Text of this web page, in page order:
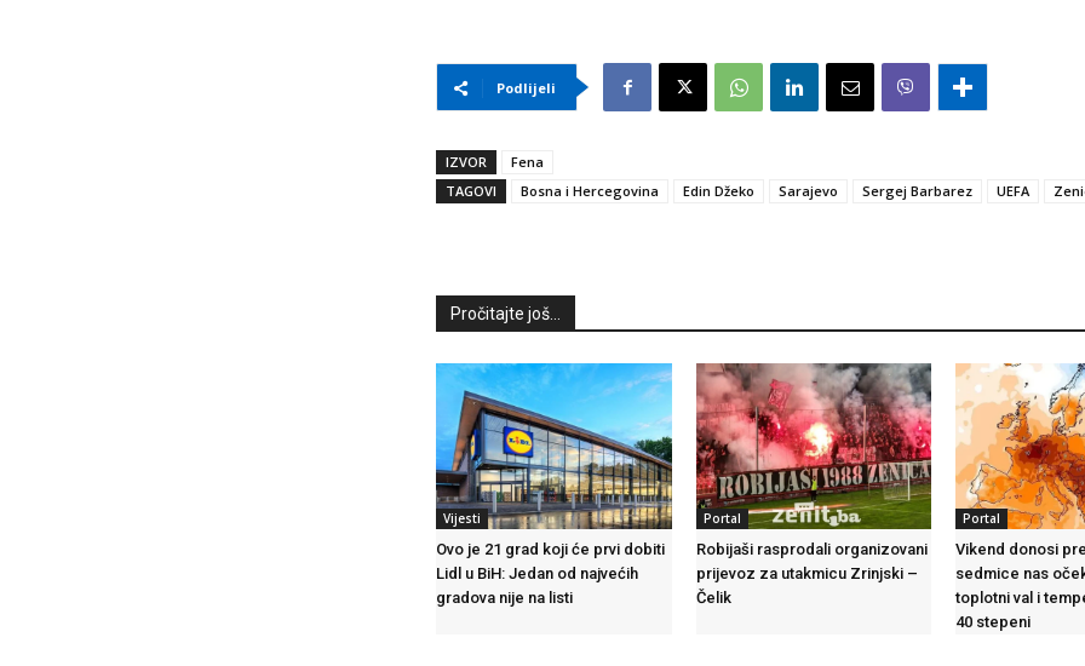
Podlijeli
IZVOR
Fena
TAGOVI
Bosna i Hercegovina Edin Džeko Sarajevo Sergej Barbarez UEFA
Pročitajte još...
Vijesti
Ovo je 21 grad koji će prvi dobiti
Lidl u BiH: Jedan od najvećih
gradova nije na listi
Portal
Robijaši rasprodali organizovani
prijevoz za utakmicu Zrinjski –
Čelik
Portal
Vikend donosi
sedmice nas
toplotni val i
40 stepeni